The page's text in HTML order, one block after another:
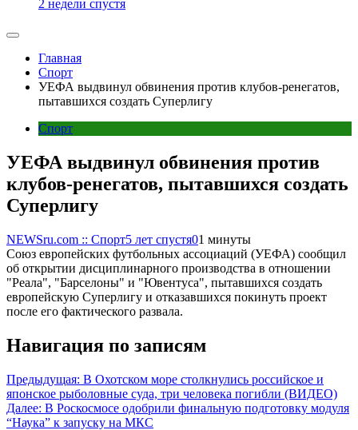
2 недели спустя
Главная
Спорт
УЕФА выдвинул обвинения против клубов-ренегатов,
пытавшихся создать Суперлигу
Спорт
УЕФА выдвинул обвинения против
клубов-ренегатов, пытавшихся создать
Суперлигу
NEWSru.com :: Спорт5 лет спустя01 минуты
Союз европейских футбольных ассоциаций (УЕФА) сообщил
об открытии дисциплинарного производства в отношении
"Реала", "Барселоны" и "Ювентуса", пытавшихся создать
европейскую Суперлигу и отказавшихся покинуть проект
после его фактического развала.
Навигация по записям
Предыдущая: В Охотском море столкнулись российское и
японское рыболовные суда, три человека погибли (ВИДЕО)
Далее: В Роскосмосе одобрили финальную подготовку модуля
“Наука” к запуску на МКС